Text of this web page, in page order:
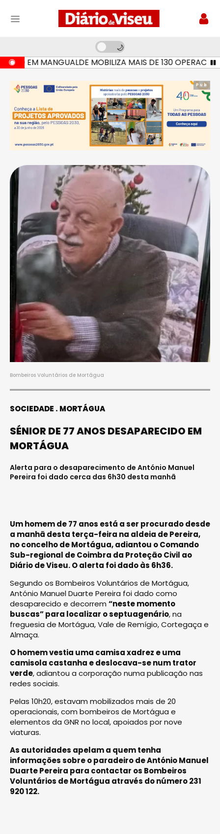
EM MANGUALDE MOBILIZA MAIS DE 130 OPERACIONAIS
Pub
Bombeiros Voluntários de Mortágua
SOCIEDADE MORTÁGUA
SÉNIOR DE 77 ANOS DESAPARECIDO EM
MORTÁGUA
Alerta para o desaparecimento de António Manuel
Pereira foi dado cerca das 6h30 desta manhã
Um homem de 77 anos está a ser procurado desde
a manhã desta terça-feira na aldeia de Pereira,
no concelho de Mortágua, adiantou o Comando
Sub-regional de Coimbra da Proteção Civil ao
Diário de Viseu. O alerta foi dado às 6h36.
Segundo os Bombeiros Voluntários de Mortágua,
António Manuel Duarte Pereira foi dado como
desaparecido e decorrem “neste momento
buscas” para localizar o septuagenário, na
freguesia de Mortágua, Vale de Remígio, Cortegaça e
Almaça.
O homem vestia uma camisa xadrez e uma
camisola castanha e deslocava-se num trator
verde, adiantou a corporação numa publicação nas
redes sociais.
Pelas 10h20, estavam mobilizados mais de 20
operacionais, com bombeiros de Mortágua e
elementos da GNR no local, apoiados por nove
viaturas.
As autoridades apelam a quem tenha
informações sobre o paradeiro de António Manuel
Duarte Pereira para contactar os Bombeiros
Voluntários de Mortágua através do número 231
920 122.